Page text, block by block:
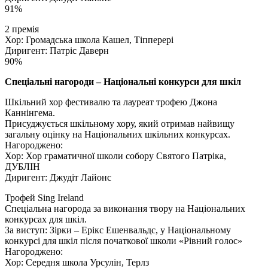
91%
2 премія
Хор: Громадська школа Кашел, Тіпперері
Диригент: Патріс Даверн
90%
Спеціальні нагороди – Національні конкурси для шкіл
Шкільний хор фестивалю та лауреат трофею Джона
Каннінгема.
Присуджується шкільному хору, який отримав найвищу
загальну оцінку на Національних шкільних конкурсах.
Нагороджено:
Хор: Хор граматичної школи собору Святого Патріка,
ДУБЛІН
Диригент: Джудіт Лайонс
Трофей Sing Ireland
Спеціальна нагорода за виконання твору на Національних
конкурсах для шкіл.
За виступ: Зірки – Ерікс Ешенвальдс, у Національному
конкурсі для шкіл після початкової школи «Рівний голос»
Нагороджено:
Хор: Середня школа Урсулін, Терлз